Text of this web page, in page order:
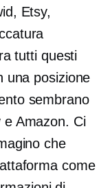
Etsy,
tutti questi
una posizione
sembrano
e Amazon. Ci
che
come